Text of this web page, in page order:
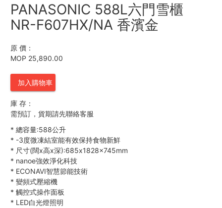
PANASONIC 588L六門雪櫃
NR-F607HX/NA 香濱金
原 價：
MOP 25,890.00
加入購物車
庫 存：
需預訂，貨期請先聯絡客服
* 總容量:588公升
* -3度微凍結室能有效保持食物新鮮
* 尺寸(闊x高x深):685x1828x745mm
* nanoe強效淨化科技
* ECONAVI智慧節能技術
* 變頻式壓縮機
* 觸控式操作面板
* LED白光燈照明